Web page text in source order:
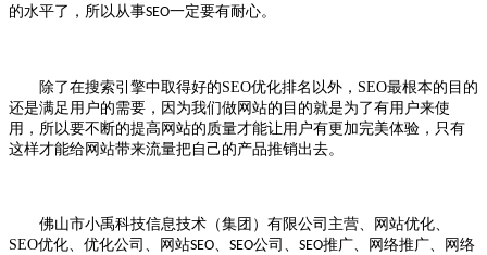
的水平了，所以从事SEO一定要有耐心。
除了在搜索引擎中取得好的SEO优化排名以外， SEO最根本的目的
还是满足用户的需要，因为我们做网站的目的就是为了有用户来使
用，所以要不断的提高网站的质量才能让用户有更加完美体验，只有
这样才能给网站带来流量把自己的产品推销出去。
佛山市小禹科技信息技术（集团）有限公司主营、网站优化、
SEO优化、优化公司、网站SEO SEO公司、 SEO推广、网络推广、网络